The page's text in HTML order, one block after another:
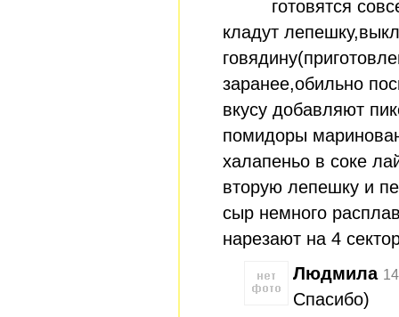
готовятся
кладут
заранее,обильно
вкусу добавляют
помидоры
халапеньо в соке
вторую лепешку и
сыр немного
нарезают на 4
Людмила
Спасибо)